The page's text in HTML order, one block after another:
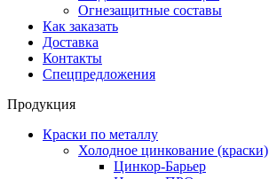
Огнезащитные составы
Как заказать
Доставка
Контакты
Спецпредложения
Продукция
Краски по металлу
Холодное цинкование (краски)
Цинкор-Барьер